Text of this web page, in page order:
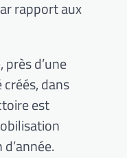
rapport aux
d’une
dans
est